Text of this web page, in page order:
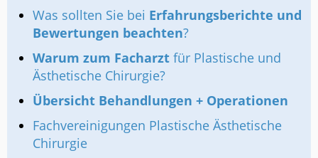
Was sollten Sie bei Erfahrungsberichte und
Bewertungen beachten?
Warum zum Facharzt für Plastische und
Ästhetische Chirurgie?
Übersicht Behandlungen + Operationen
Fachvereinigungen Plastische Ästhetische
Chirurgie